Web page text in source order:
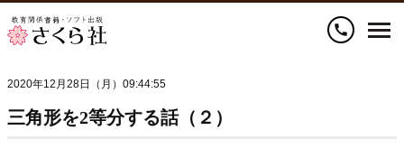
call
2020年12月28日（月）09:44:55
三角形を2等分する話（２）